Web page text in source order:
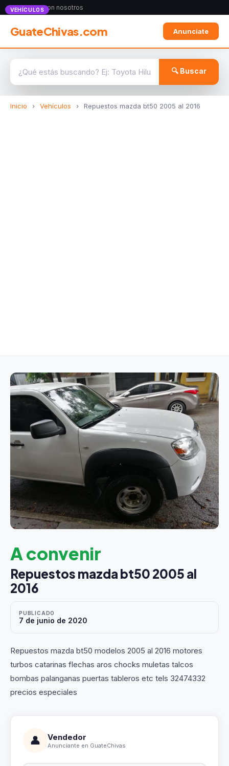
Anunciate con nosotros
GuateChivas.com Anunciate
🔍 Buscar
Inicio › Vehículos › Repuestos mazda bt50 2005 al 2016
VEHÍCULOS
A convenir
Repuestos mazda bt50 2005 al
2016
PUBLICADO
7 de junio de 2020
Repuestos mazda bt50 modelos 2005 al 2016 motores
turbos catarinas flechas aros chocks muletas talcos
bombas palanganas puertas tableros etc tels 32474332
precios especiales
👤 Vendedor
Anunciante en GuateChivas